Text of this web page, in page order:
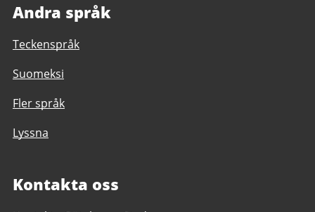
Andra språk
Teckenspråk
Suomeksi
Fler språk
Lyssna
Kontakta oss